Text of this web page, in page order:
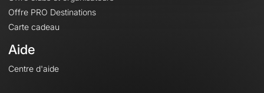
Offre PRO Destinations
Carte cadeau
Aide
Centre d'aide